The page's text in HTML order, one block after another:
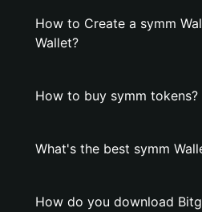
How to Create a symm
Wallet?
How to buy symm tokens?
What's the best symm
How do you download